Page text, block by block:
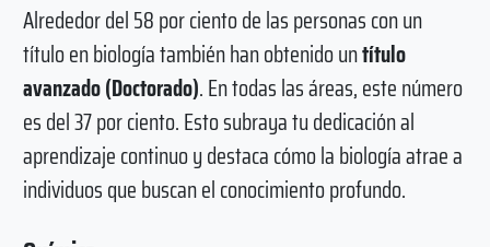
Alrededor del 58 por ciento de las personas con un
título en biología también han obtenido untítulo
avanzado (Doctorado). En todas las áreas, este número
es del 37 por ciento. Esto subraya tu dedicación al
aprendizaje continuo y destaca cómo la biología atrae a
individuos que buscan el conocimiento profundo.